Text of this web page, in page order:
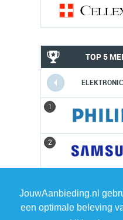
JouwAanbieding.nl
een optimale beleving
TOP 5
1
2
4